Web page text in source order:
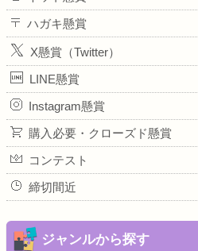
ハガキ懸賞
X懸賞（Twitter）
LINE懸賞
Instagram懸賞
購入必要・クローズド懸賞
コンテスト
締切間近
ジャンルから探す